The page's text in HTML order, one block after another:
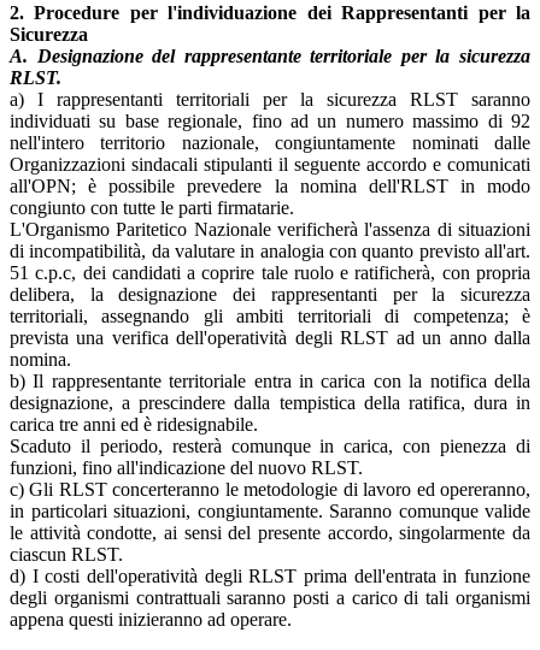
2. Procedure per l'individuazione dei Rappresentanti per la
Sicurezza
A. Designazione del rappresentante territoriale per la sicurezza
RLST.
a) I rappresentanti territoriali per la sicurezza RLST saranno
individuati su base regionale, fino ad un numero massimo di 92
nell'intero territorio nazionale, congiuntamente nominati dalle
Organizzazioni sindacali stipulanti il seguente accordo e comunicati
all'OPN; è possibile prevedere la nomina dell'RLST in modo
congiunto con tutte le parti firmatarie.
L'Organismo Paritetico Nazionale verificherà l'assenza di situazioni
di incompatibilità, da valutare in analogia con quanto previsto all'art.
51 c.p.c, dei candidati a coprire tale ruolo e ratificherà, con propria
delibera, la designazione dei rappresentanti per la sicurezza
territoriali, assegnando gli ambiti territoriali di competenza; è
prevista una verifica dell'operatività degli RLST ad un anno dalla
nomina.
b) Il rappresentante territoriale entra in carica con la notifica della
designazione, a prescindere dalla tempistica della ratifica, dura in
carica tre anni ed è ridesignabile.
Scaduto il periodo, resterà comunque in carica, con pienezza di
funzioni, fino all'indicazione del nuovo RLST.
c) Gli RLST concerteranno le metodologie di lavoro ed opereranno,
in particolari situazioni, congiuntamente. Saranno comunque valide
le attività condotte, ai sensi del presente accordo, singolarmente da
ciascun RLST.
d) I costi dell'operatività degli RLST prima dell'entrata in funzione
degli organismi contrattuali saranno posti a carico di tali organismi
appena questi inizieranno ad operare.